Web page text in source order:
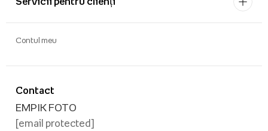
Contact
EMPIK FOTO
[email protected]
Contul meu